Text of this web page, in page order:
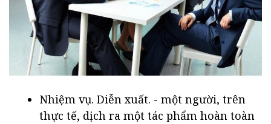
Nhiệm vụ. Diễn xuất. - một người, trên
thực tế, dịch ra một tác phẩm hoàn toàn